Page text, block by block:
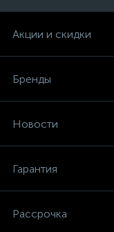
Акции и скидки
Бренды
Новости
Гарантия
Рассрочка